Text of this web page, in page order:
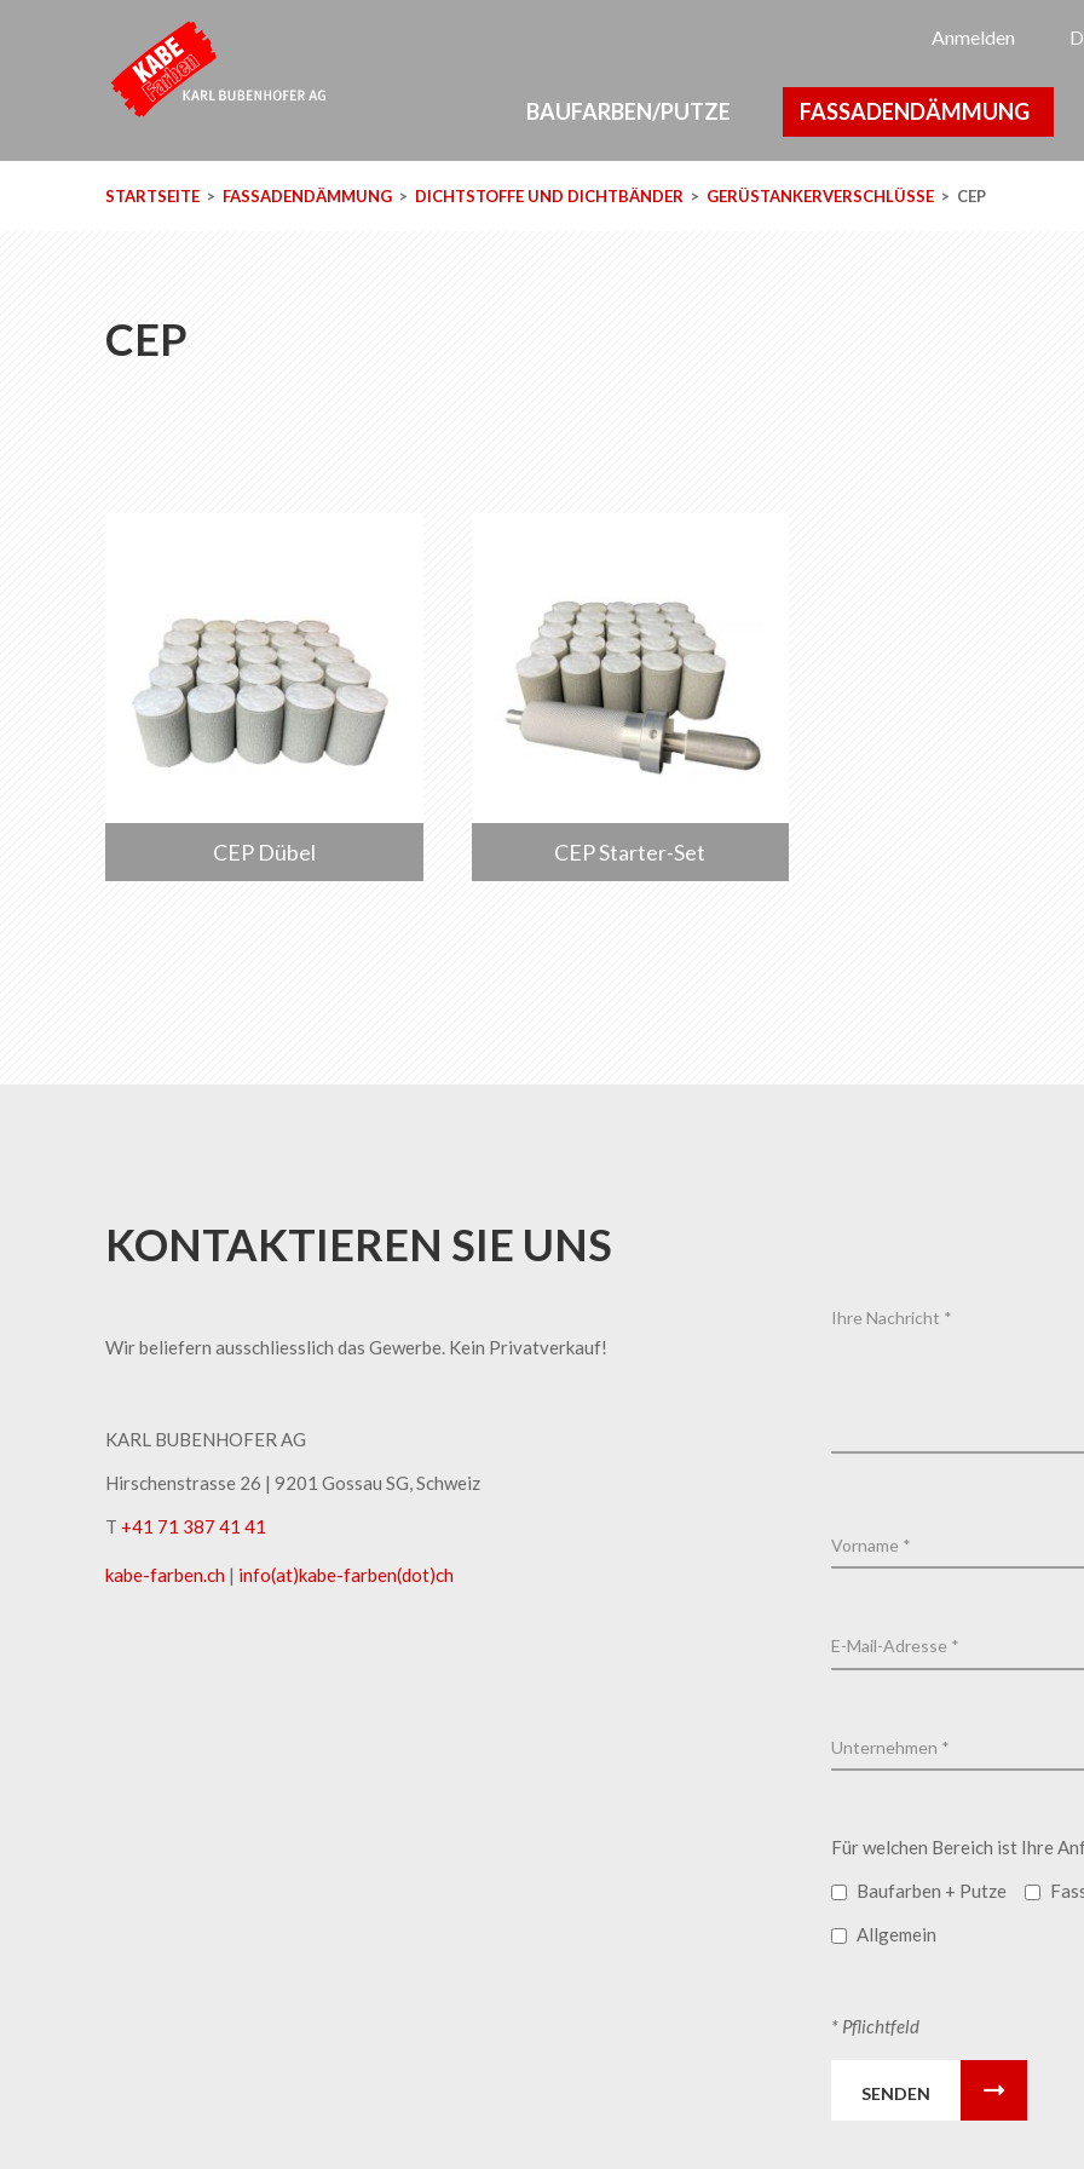
Anmelden
BAUFARBEN/PUTZE FASSADENDÄMMUNG
STARTSEITE FASSADENDÄMMUNG DICHTSTOFFE UND DICHTBÄNDER GERÜSTANKERVERSCHLÜSSE CEP
CEP
CEP Dübel CEP Starter-Set
KONTAKTIEREN SIE UNS
Wir beliefern ausschliesslich das Gewerbe. Kein Privatverkauf!
KARL BUBENHOFER AG
Hirschenstrasse 26 | ​9201 Gossau SG, Schweiz
T +41 71 387 41 41
kabe-​farben.ch | info(at)kabe-​farben(dot)ch
Für welchen Bereich ist Ihre
Baufarben + Putze
Allgemein
* Pflichtfeld
SENDEN